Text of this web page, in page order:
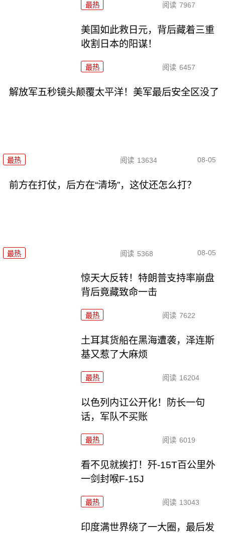
最热 阅读 7967
美国如此救日元，背后藏着三重
收割日本的阳谋！
最热 阅读 6457
解放军五秒镜头颠覆太平洋！美军最后安全区没了
最热 阅读 13634 08-05
前方在打仗，后方在“清场”，这仗还怎么打？
最热 阅读 5368 08-05
惊天大反转！特朗普支持率崩盘
背后竟藏致命一击
最热 阅读 7622
土耳其货船在黑海遭袭，泽连斯
基又惹了大麻烦
最热 阅读 16204
以色列内讧公开化！防长一句
话，军队不买账
最热 阅读 6019
看不见就挨打！歼-15T百公里外
一剑封喉F-15J
最热 阅读 13043
印度满世界绕了一大圈，最后发